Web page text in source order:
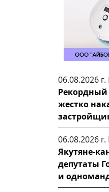
06.08.2026 г.
жестко
06.08.2026 г.
Якутяне-
депутаты
и